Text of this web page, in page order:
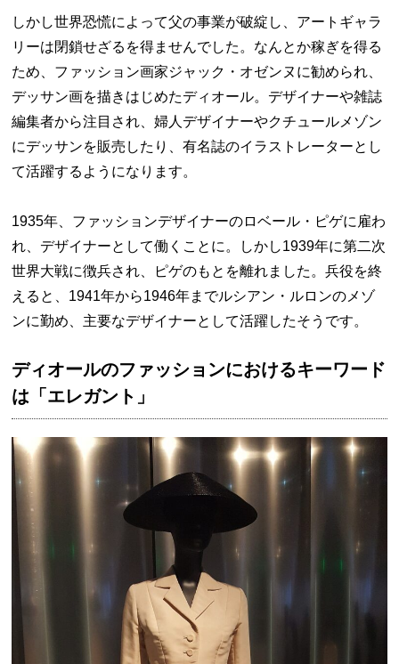
しかし世界恐慌によって父の事業が破綻し、アートギャラ
リーは閉鎖せざるを得ませんでした。なんとか稼ぎを得る
ため、ファッション画家ジャック・オゼンヌに勧められ、
デッサン画を描きはじめたディオール。デザイナーや雑誌
編集者から注目され、婦人デザイナーやクチュールメゾン
にデッサンを販売したり、有名誌のイラストレーターとし
て活躍するようになります。
1935年、ファッションデザイナーのロベール・ピゲに雇わ
れ、デザイナーとして働くことに。しかし1939年に第二次
世界大戦に徴兵され、ピゲのもとを離れました。兵役を終
えると、1941年から1946年までルシアン・ルロンのメゾ
ンに勤め、主要なデザイナーとして活躍したそうです。
ディオールのファッションにおけるキーワード
は「エレガント」